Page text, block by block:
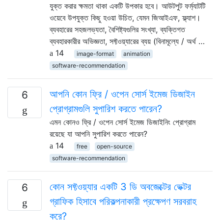
যুক্ত করার ক্ষমতা থাকা একটি উপকার হবে। আউটপুট ফর্ম্যাটটি
ওয়েবে উপযুক্ত কিছু হওয়া উচিত, যেমন জিআইএফ, ফ্ল্যাশ।
ব্যবহারের সহজলভ্যতা, বৈশিষ্ট্যগুলির সংখ্যা, ব্যক্তিগত
ব্যবহারকারীর অভিজ্ঞতা, সফ্টওয়্যারের ব্যয় (বিনামূল্যে / অর্থ …
14
image-format
animation
software-recommendation
6
আপনি কোন ফ্রি / ওপেন সোর্স ইমেজ ডিজাইন
প্রোগ্রামগুলি সুপারিশ করতে পারেন?
এমন কোনও ফ্রি / ওপেন সোর্স ইমেজ ডিজাইনিং প্রোগ্রাম
রয়েছে যা আপনি সুপারিশ করতে পারেন?
14
free
open-source
software-recommendation
6
কোন সফ্টওয়্যার একটি 3 ডি অবজেক্টের ভেক্টর
গ্রাফিক হিসাবে পরিকল্পনাকারী প্রক্ষেপণ সরবরাহ
করে?